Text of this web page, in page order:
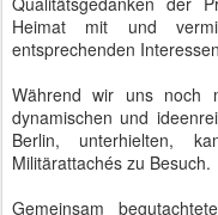
Heimat mit und
entsprechenden
Während wir uns noch
dynamischen und
Berlin, unterhielten,
Militärattachés zu Besuch.
Gemeinsam